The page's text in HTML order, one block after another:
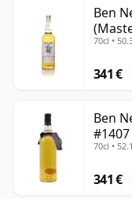
Ben
70cl •
341 €
Ben
70cl •
341 €